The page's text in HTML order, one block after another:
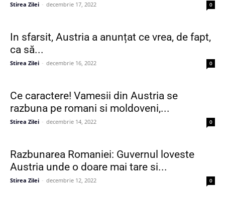
Stirea Zilei - decembrie 17, 2022 0
In sfarsit, Austria a anunțat ce vrea, de fapt,
ca să...
Stirea Zilei - decembrie 16, 2022 0
Ce caractere! Vamesii din Austria se
razbuna pe romani si moldoveni,...
Stirea Zilei - decembrie 14, 2022 0
Razbunarea Romaniei: Guvernul loveste
Austria unde o doare mai tare si...
Stirea Zilei - decembrie 12, 2022 0